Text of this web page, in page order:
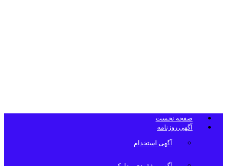
صفحه نخست
آگهی روزنامه
آگهی استخدام